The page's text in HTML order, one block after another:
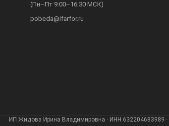
(Пн–Пт 9:00–16:30 МСК)
pobeda@ifarfor.ru
ИП Жидова Ирина Владимировна · ИНН 632204683989